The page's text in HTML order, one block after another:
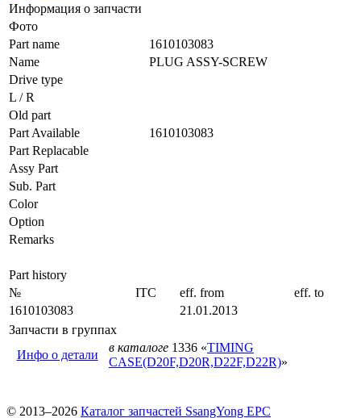
Информация о запчасти
Фото
Part name
1610103083
Name
PLUG ASSY-SCREW
Drive type
L / R
Old part
Part Available
1610103083
Part Replacable
Assy Part
Sub. Part
Color
Option
Remarks
Part history
№
ITC eff. from
eff. to
1610103083
21.01.2013
Запчасти в группах
Инфо о детали
в каталоге 1336 «TIMING
CASE(D20F,D20R,D22F,D22R)»
© 2013–2026 Каталог запчастей SsangYong EPC